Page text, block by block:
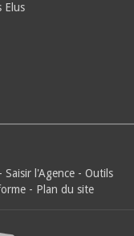
Elus
- Saisir l'Agence - Outils
- Plan du site